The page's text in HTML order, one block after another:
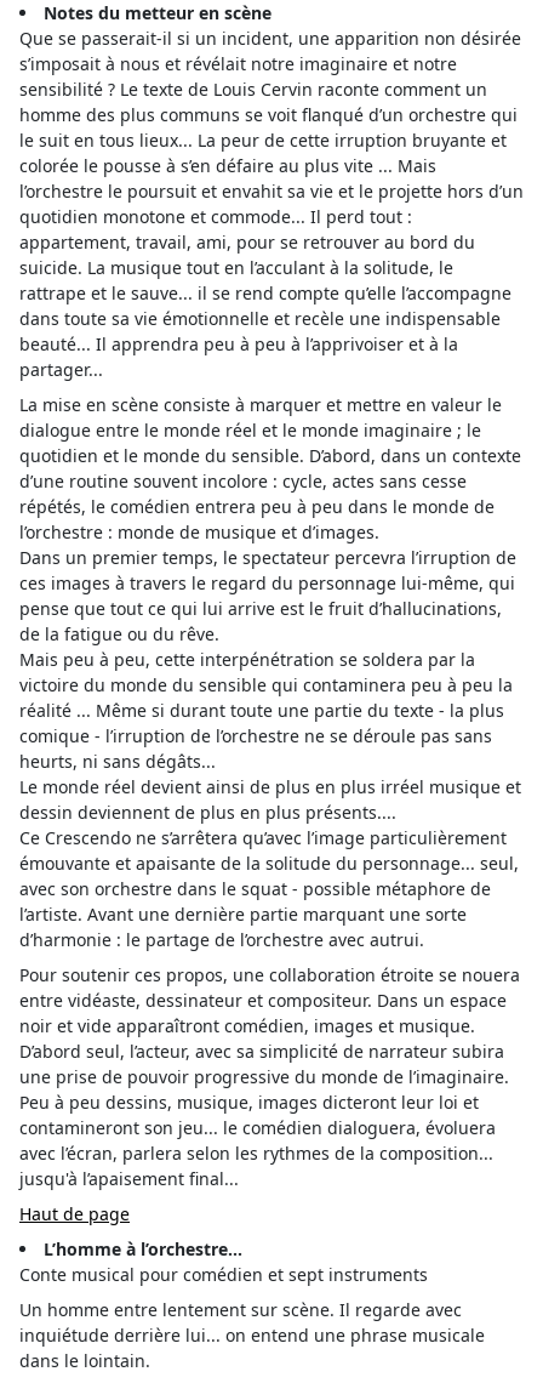
Notes du metteur en scène
Que se passerait-il si un incident, une apparition non désirée
s’imposait à nous et révélait notre imaginaire et notre
sensibilité ? Le texte de Louis Cervin raconte comment un
homme des plus communs se voit flanqué d’un orchestre qui
le suit en tous lieux... La peur de cette irruption bruyante et
colorée le pousse à s’en défaire au plus vite ... Mais
l’orchestre le poursuit et envahit sa vie et le projette hors d’un
quotidien monotone et commode... Il perd tout :
appartement, travail, ami, pour se retrouver au bord du
suicide. La musique tout en l’acculant à la solitude, le
rattrape et le sauve... il se rend compte qu’elle l’accompagne
dans toute sa vie émotionnelle et recèle une indispensable
beauté... Il apprendra peu à peu à l’apprivoiser et à la
partager...
La mise en scène consiste à marquer et mettre en valeur le
dialogue entre le monde réel et le monde imaginaire ; le
quotidien et le monde du sensible. D’abord, dans un contexte
d’une routine souvent incolore : cycle, actes sans cesse
répétés, le comédien entrera peu à peu dans le monde de
l’orchestre : monde de musique et d’images.
Dans un premier temps, le spectateur percevra l’irruption de
ces images à travers le regard du personnage lui-même, qui
pense que tout ce qui lui arrive est le fruit d’hallucinations,
de la fatigue ou du rêve.
Mais peu à peu, cette interpénétration se soldera par la
victoire du monde du sensible qui contaminera peu à peu la
réalité ... Même si durant toute une partie du texte - la plus
comique - l’irruption de l’orchestre ne se déroule pas sans
heurts, ni sans dégâts...
Le monde réel devient ainsi de plus en plus irréel musique et
dessin deviennent de plus en plus présents....
Ce Crescendo ne s’arrêtera qu’avec l’image particulièrement
émouvante et apaisante de la solitude du personnage... seul,
avec son orchestre dans le squat - possible métaphore de
l’artiste. Avant une dernière partie marquant une sorte
d’harmonie : le partage de l’orchestre avec autrui.
Pour soutenir ces propos, une collaboration étroite se nouera
entre vidéaste, dessinateur et compositeur. Dans un espace
noir et vide apparaîtront comédien, images et musique.
D’abord seul, l’acteur, avec sa simplicité de narrateur subira
une prise de pouvoir progressive du monde de l’imaginaire.
Peu à peu dessins, musique, images dicteront leur loi et
contamineront son jeu... le comédien dialoguera, évoluera
avec l’écran, parlera selon les rythmes de la composition...
jusqu'à l’apaisement final...
Haut de page
L’homme à l’orchestre...
Conte musical pour comédien et sept instruments
Un homme entre lentement sur scène. Il regarde avec
inquiétude derrière lui... on entend une phrase musicale
dans le lointain.